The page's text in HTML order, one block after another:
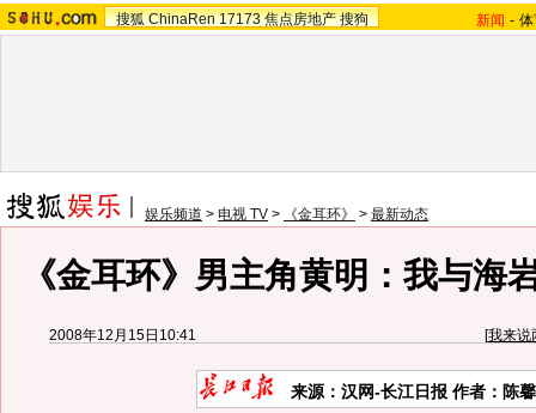
搜狐 ChinaRen 17173 焦点房地产 搜狗 新闻 -
娱乐频道 > 电视 TV > 《金耳环》 > 最新动态
《金耳环》男主角黄明：我与海
2008年12月15日10:41 [我来说
来源：汉网-长江日报 作者：陈馨